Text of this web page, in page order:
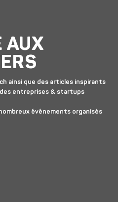
AUX
ainsi que des articles inspirants
entreprises & startups
événements organisés